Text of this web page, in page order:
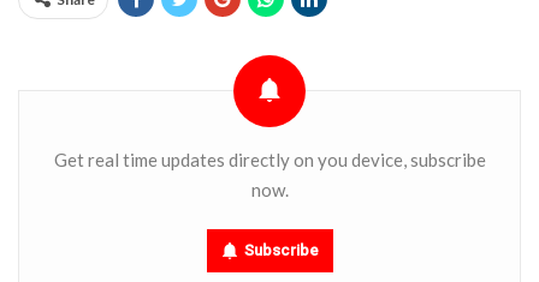
Get real time updates directly on you device, subscribe
now.
Subscribe